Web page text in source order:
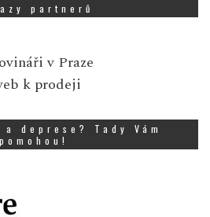
partnerů
v Praze
k prodeji
deprese? Tady Vám
pomohou!